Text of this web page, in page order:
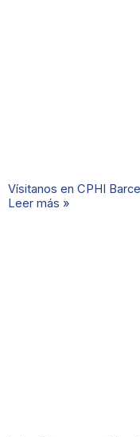
Vísitanos en CPHI
Leer más »